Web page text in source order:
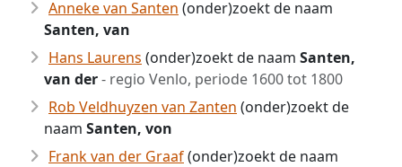
Anneke van Santen (onder)zoekt de naam
Santen, van
Hans Laurens (onder)zoekt de naam Santen,
van der- regio Venlo, periode 1600 tot 1800
Rob Veldhuyzen van Zanten (onder)zoekt de
naam Santen, von
Frank van der Graaf(onder)zoekt de naam